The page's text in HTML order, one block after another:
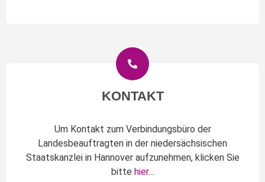
KONTAKT
Um Kontakt zum Verbindungsbüro der
Landesbeauftragten in der niedersächsischen
Staatskanzlei in Hannover aufzunehmen, klicken Sie
bitte hier…